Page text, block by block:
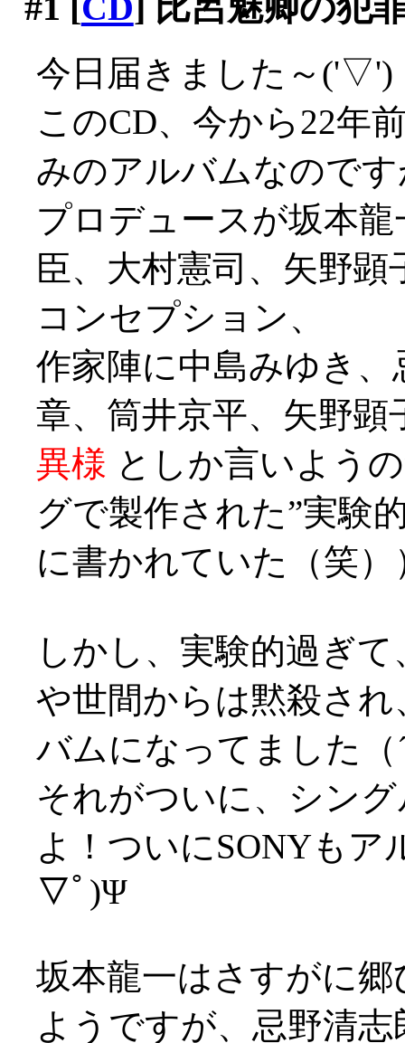
今日届きました～('▽')
このCD、今から22年
みのアルバムなので
プロデュースが坂本
臣、大村憲司、矢野
コンセプション、
作家陣に中島みゆき
章、筒井京平、矢野顕
異様 としか言いよう
グで製作された”実験
に書かれていた（笑
しかし、実験的過ぎ
や世間からは黙殺さ
バムになってました（
それがついに、シン
よ！ついにSONYも
▽ﾟ)Ψ
坂本龍一はさすがに
ようですが、忌野清